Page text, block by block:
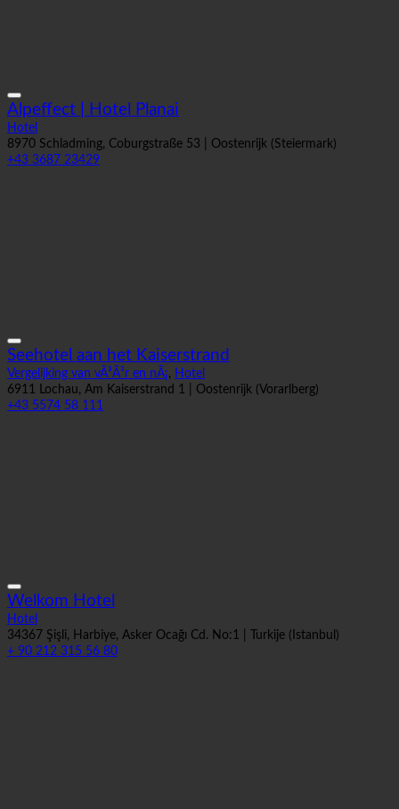
Alpeffect | Hotel Planai
Hotel
8970 Schladming, Coburgstraße 53 | Oostenrijk (Steiermark)
Seehotel aan het Kaiserstrand
Vergelijking van vÃ³Ã³r en nÃ¡, Hotel
6911 Lochau, Am Kaiserstrand 1 | Oostenrijk (Vorarlberg)
Welkom Hotel
Hotel
34367 Şişli, Harbiye, Asker Ocağı Cd. No:1 | Turkije (Istanbul)